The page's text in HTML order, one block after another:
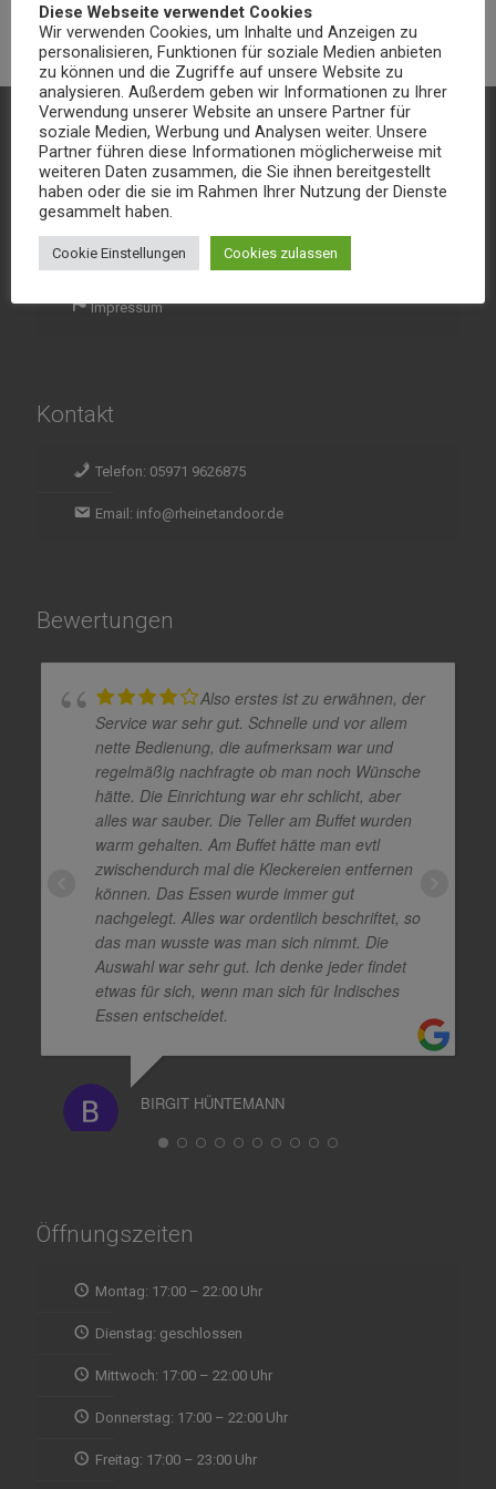
Kontakt & Informationen
Kontakt
Datenschutz
Impressum
Kontakt
Telefon: 05971 9626875
Email: info@rheinetandoor.de
Bewertungen
Also erstes ist zu erwähnen, der
Service war sehr gut. Schnelle und vor allem
nette Bedienung, die aufmerksam war und
regelmäßig nachfragte ob man noch Wünsche
hätte. Die Einrichtung war ehr schlicht, aber
alles war sauber. Die Teller am Buffet wurden
warm gehalten. Am Buffet hätte man evtl
zwischendurch mal die Kleckereien entfernen
können. Das Essen wurde immer gut
nachgelegt. Alles war ordentlich beschriftet, so
das man wusste was man sich nimmt. Die
Auswahl war sehr gut. Ich denke jeder findet
etwas für sich, wenn man sich für Indisches
Essen entscheidet.
BIRGIT HÜNTEMANN
Öffnungszeiten
Montag: 17:00 – 22:00 Uhr
Dienstag: geschlossen
Mittwoch: 17:00 – 22:00 Uhr
Donnerstag: 17:00 – 22:00 Uhr
Freitag: 17:00 – 23:00 Uhr
Diese Webseite verwendet Cookies
Wir verwenden Cookies, um Inhalte und Anzeigen zu
personalisieren, Funktionen für soziale Medien anbieten
zu können und die Zugriffe auf unsere Website zu
analysieren. Außerdem geben wir Informationen zu Ihrer
Verwendung unserer Website an unsere Partner für
soziale Medien, Werbung und Analysen weiter. Unsere
Partner führen diese Informationen möglicherweise mit
weiteren Daten zusammen, die Sie ihnen bereitgestellt
haben oder die sie im Rahmen Ihrer Nutzung der Dienste
gesammelt haben.
Cookie Einstellungen Cookies zulassen